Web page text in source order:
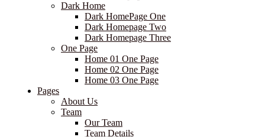
Dark Home
Dark HomePage One
Dark Homepage Two
Dark Homepage Three
One Page
Home 01 One Page
Home 02 One Page
Home 03 One Page
Pages
About Us
Team
Our Team
Team Details